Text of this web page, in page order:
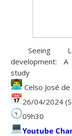
Seeing L2
development: A
study
Celso José de
26/04/2024
09h30
Youtube